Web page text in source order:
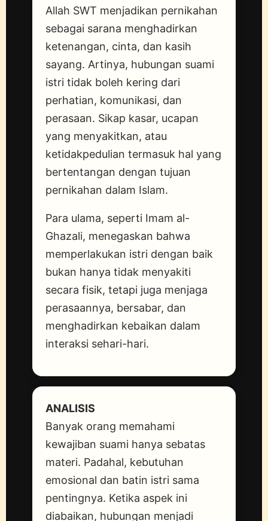
Allah SWT menjadikan pernikahan
sebagai sarana menghadirkan
ketenangan, cinta, dan kasih
sayang. Artinya, hubungan suami
istri tidak boleh kering dari
perhatian, komunikasi, dan
perasaan. Sikap kasar, ucapan
yang menyakitkan, atau
ketidakpedulian termasuk hal yang
bertentangan dengan tujuan
pernikahan dalam Islam.
Para ulama, seperti Imam al-
Ghazali, menegaskan bahwa
memperlakukan istri dengan baik
bukan hanya tidak menyakiti
secara fisik, tetapi juga menjaga
perasaannya, bersabar, dan
menghadirkan kebaikan dalam
interaksi sehari-hari.
ANALISIS
Banyak orang memahami
kewajiban suami hanya sebatas
materi. Padahal, kebutuhan
emosional dan batin istri sama
pentingnya. Ketika aspek ini
diabaikan, hubungan menjadi